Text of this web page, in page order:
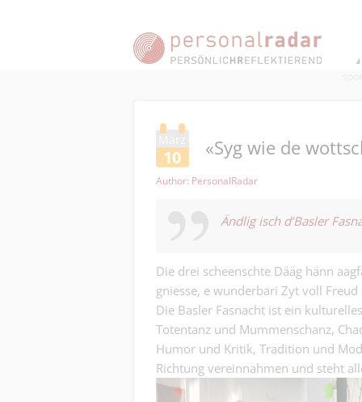
März
10 «Syg wie de
Author: PersonalRadar
Ändlig isch d’Basler
Die drei scheenschte Dääg hänn
gniesse, e wunderbari Zyt voll Freud
Die Basler Fasnacht ist ein
Totentanz und Mummenschanz,
Humor und Kritik, Tradition und
Richtung vereinnahmen und steht